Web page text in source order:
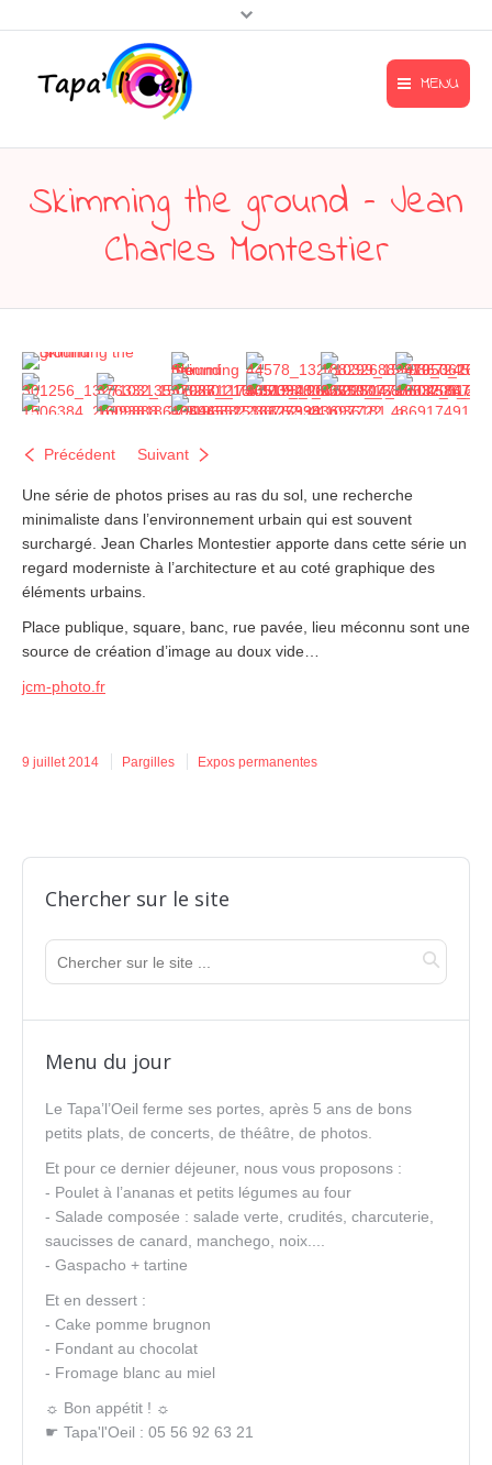
MENU
Le Tapa’l’œil
L’œil gourmand
Contact & accès
Accueil
Mentions légales
Contact & accès
Skimming the ground – Jean
Charles Montestier
Précédent Suivant
Une série de photos prises au ras du sol, une recherche
minimaliste dans l’environnement urbain qui est souvent
surchargé. Jean Charles Montestier apporte dans cette série un
regard moderniste à l’architecture et au coté graphique des
éléments urbains.
Place publique, square, banc, rue pavée, lieu méconnu sont une
source de création d’image au doux vide…
jcm-photo.fr
9 juillet 2014 Pargilles Expos permanentes
Chercher sur le site
Menu du jour
Le Tapa’l’Oeil ferme ses portes, après 5 ans de bons
petits plats, de concerts, de théâtre, de photos.
Et pour ce dernier déjeuner, nous vous proposons :
- Poulet à l’ananas et petits légumes au four
- Salade composée : salade verte, crudités, charcuterie,
saucisses de canard, manchego, noix....
- Gaspacho + tartine
Et en dessert :
- Cake pomme brugnon
- Fondant au chocolat
- Fromage blanc au miel
☼ Bon appétit ! ☼
☛ Tapa'l'Oeil : 05 56 92 63 21